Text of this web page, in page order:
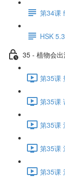
第34课
HSK
35 - 植物会
第35课
第35课
第35课
第35课
第35课